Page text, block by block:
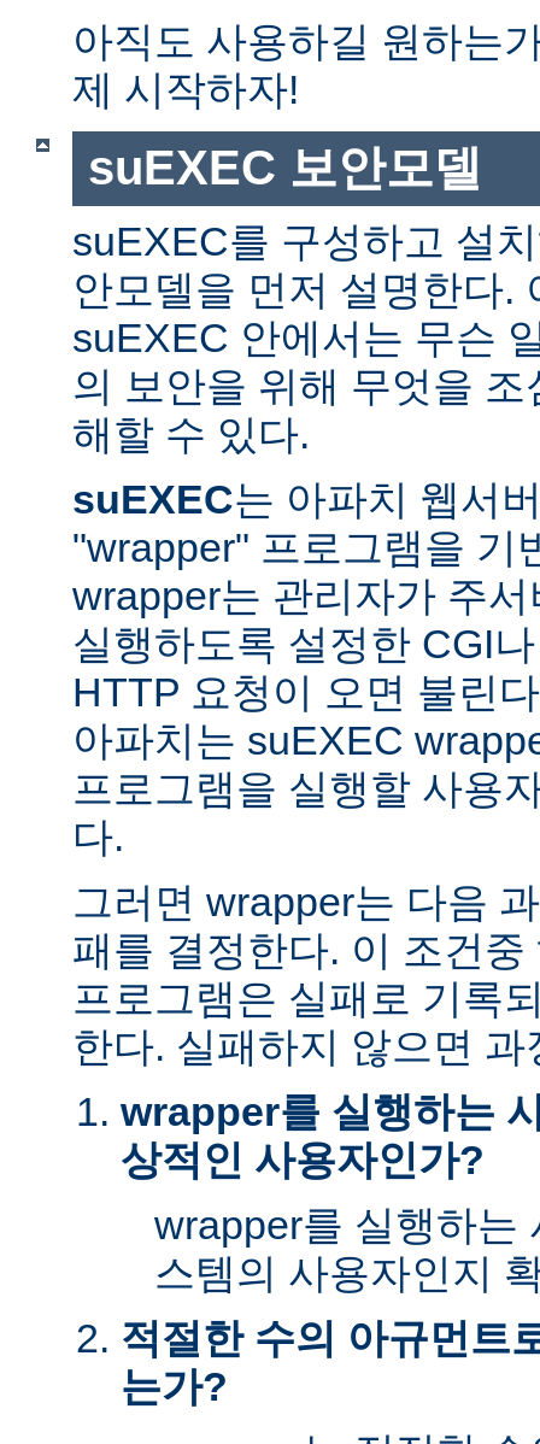
아직도 사용하길 원하는
제 시작하자!
suEXEC 보안모델
suEXEC를 구성하고 설
안모델을 먼저 설명한다.
suEXEC 안에서는 무슨
의 보안을 위해 무엇을
해할 수 있다.
suEXEC는 아파치 웹서
"wrapper" 프로그램을 기
wrapper는 관리자가 주
실행하도록 설정한 CGI
HTTP 요청이 오면 불린
아파치는 suEXEC
프로그램을 실행할 사용
다.
그러면 wrapper는 다음
패를 결정한다. 이 조건
프로그램은 실패로 기록
한다. 실패하지 않으면
wrapper를 실행하는
상적인 사용자인가?
wrapper를 실행하는
스템의 사용자인지
적절한 수의 아규먼트
는가?